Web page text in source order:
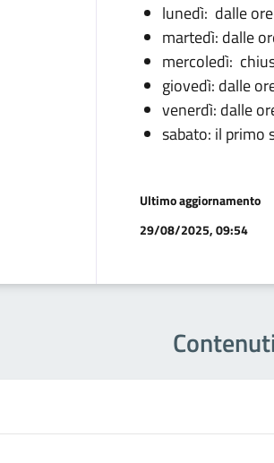
lunedì: dalle
martedì: dalle
mercoledì:
giovedì: dalle
venerdì: dalle
sabato: il primo
Ultimo aggiornamento
29/08/2025, 09:54